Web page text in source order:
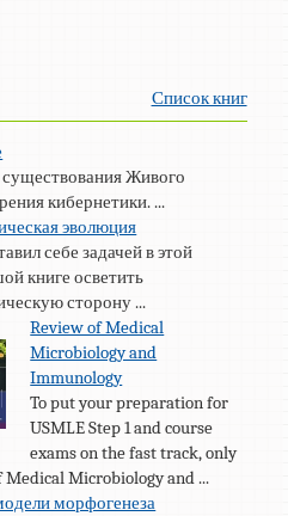
Список книг
существования Живого
кибернетики. ...
эволюция
себе задачей в этой
книге осветить
сторону ...
Review of Medical
Microbiology and
Immunology
To put your preparation for
USMLE Step 1 and course
exams on the fast track, only
Microbiology and ...
морфогенеза